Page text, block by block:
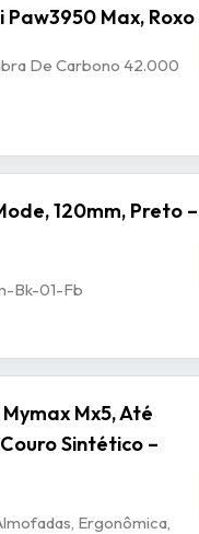
Max, Roxo
De Carbono 42.000
120mm, Preto –
Bk-01-Fb
Mx5, Até
Sintético –
Ergonômica,